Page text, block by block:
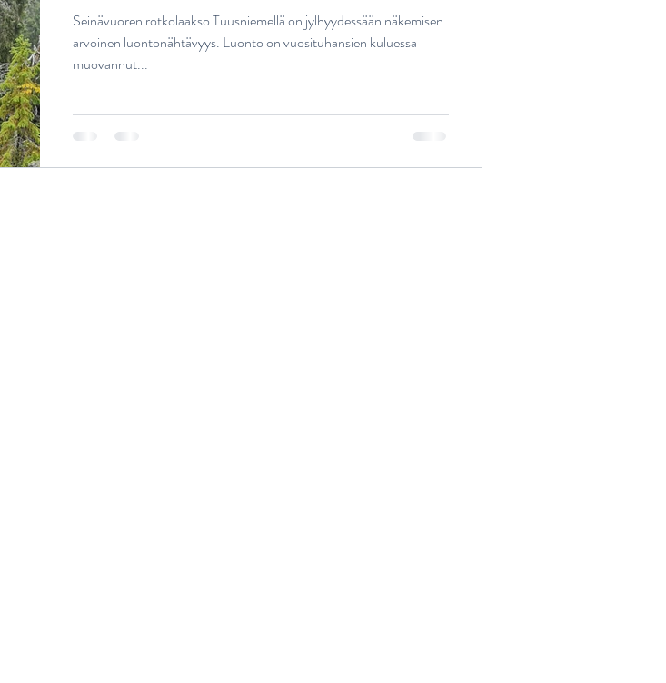
Seinävuoren rotkolaakso Tuusniemellä on jylhyydessään näkemisen
arvoinen luontonähtävyys. Luonto on vuosituhansien kuluessa
muovannut...